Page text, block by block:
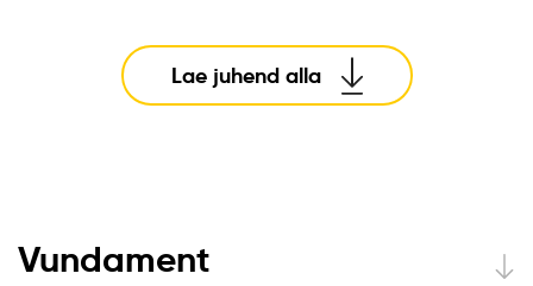
Lae juhend alla
Vundament